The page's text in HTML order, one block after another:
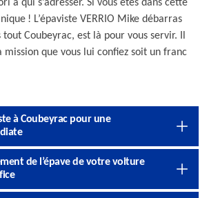
à qui s’adresser. Si vous êtes dans cette
! L’épaviste VERRIO Mike débarras
Coubeyrac, est là pour vous servir. Il
que vous lui confiez soit un franc
à Coubeyrac pour une
de l’épave de votre voiture